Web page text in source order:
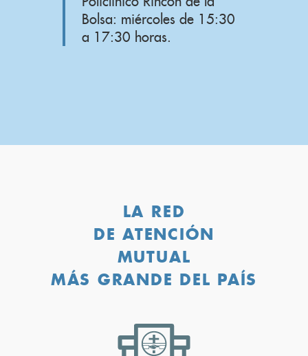
Bolsa: miércoles de 15:30
a 17:30 horas.
LA RED
DE ATENCIÓN
MUTUAL
MÁS GRANDE DEL PAÍS